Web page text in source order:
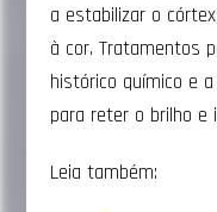
a estabilizar o
à cor. Tratamentos
histórico químico e
para reter o brilho e
Leia também: